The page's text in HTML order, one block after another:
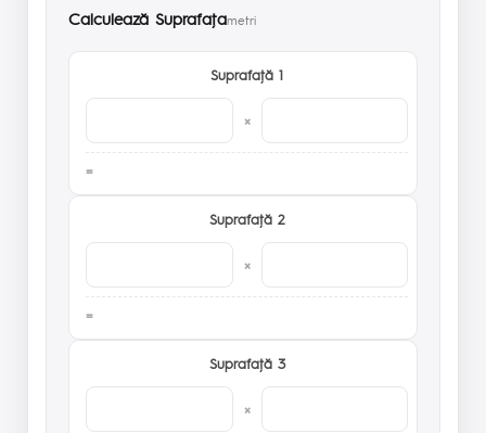
Calculează Suprafaţametri
Suprafaţă 1
×
Suprafaţă 2
×
Suprafaţă 3
×